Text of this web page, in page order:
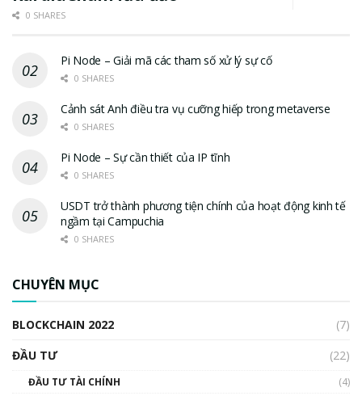
0 SHARES
Pi Node – Giải mã các tham số xử lý sự cố
0 SHARES
Cảnh sát Anh điều tra vụ cưỡng hiếp trong metaverse
0 SHARES
Pi Node – Sự cần thiết của IP tĩnh
0 SHARES
USDT trở thành phương tiện chính của hoạt động kinh tế
ngầm tại Campuchia
0 SHARES
CHUYÊN MỤC
BLOCKCHAIN 2022
(7)
ĐẦU TƯ
(22)
ĐẦU TƯ TÀI CHÍNH
(4)